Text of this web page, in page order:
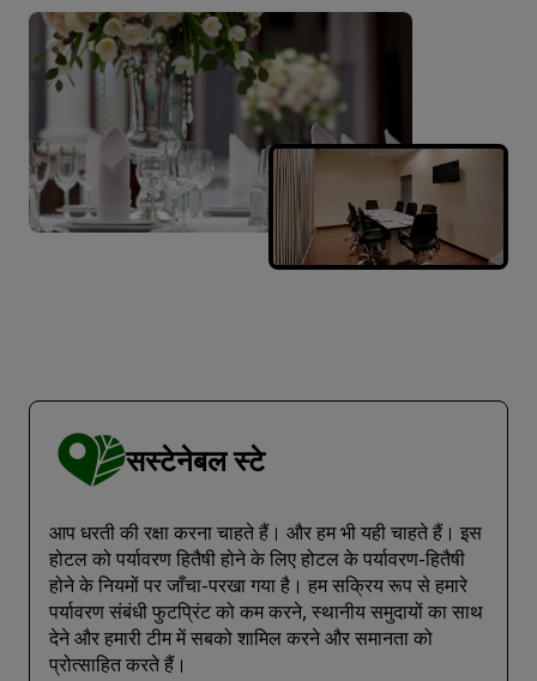
सस्टेनेबल स्टे
आप धरती की रक्षा करना चाहते हैं। और हम भी यही चाहते हैं। इस
होटल को पर्यावरण हितैषी होने के लिए होटल के पर्यावरण-हितैषी
होने के नियमों पर जाँचा-परखा गया है। हम सक्रिय रूप से हमारे
पर्यावरण संबंधी फुटप्रिंट को कम करने, स्थानीय समुदायों का साथ
देने और हमारी टीम में सबको शामिल करने और समानता को
प्रोत्साहित करते हैं।